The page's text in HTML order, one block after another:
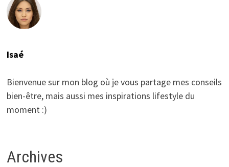
Isaé
Bienvenue sur mon blog où je vous partage mes conseils
bien-être, mais aussi mes inspirations lifestyle du
moment :)
Archives